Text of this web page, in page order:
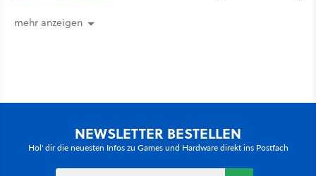
mehr anzeigen
NEWSLETTER BESTELLEN
Hol' dir die neuesten Infos zu Games und Hardware direkt ins Postfach